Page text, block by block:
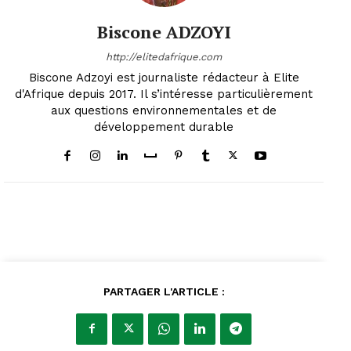
Biscone ADZOYI
http://elitedafrique.com
Biscone Adzoyi est journaliste rédacteur à Elite
d'Afrique depuis 2017. Il s’intéresse particulièrement
aux questions environnementales et de
développement durable
PARTAGER L'ARTICLE :